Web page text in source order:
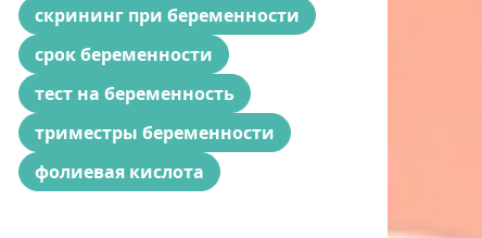
скрининг при беременности
срок беременности
тест на беременность
триместры беременности
фолиевая кислота